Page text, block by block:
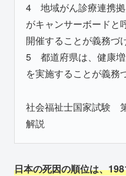
4 地域がん診療連携
がキャンサーボードと
開催することが義務づ
5 都道府県は、健康
を実施することが義務
社会福祉士国家試験
解説
日本の死因の順位は、